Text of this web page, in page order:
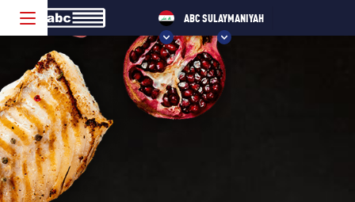
ABC SULAYMANIYAH
CHOOSE YOUR ABC!
ABC VELP
ABC SEVENUM